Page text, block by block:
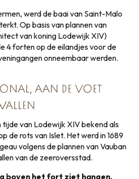
werd de baai van Saint-Malo
Op basis van plannen van
van koning Lodewijk XIV)
4 forten op de eilandjes voor de
onneembaar werden.
AAN DE VOET
van Lodewijk XIV bekend als
de rots van Islet. Het werd in 1689
volgens de plannen van Vauban
van de zeeroversstad.
boven het fort ziet hangen,